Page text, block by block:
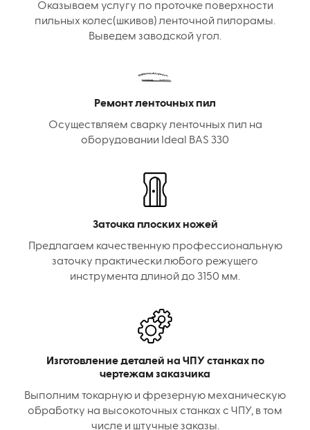
Оказываем услугу по проточке поверхности
пильных колес(шкивов) ленточной пилорамы.
Выведем заводской угол.
Ремонт ленточных пил
Осуществляем сварку ленточных пил на
оборудовании Ideal BAS 330
Заточка плоских ножей
Предлагаем качественную профессиональную
заточку практически любого режущего
инструмента длиной до 3150 мм.
Изготовление деталей на ЧПУ станках по
чертежам заказчика
Выполним токарную и фрезерную механическую
обработку на высокоточных станках с ЧПУ, в том
числе и штучные заказы.